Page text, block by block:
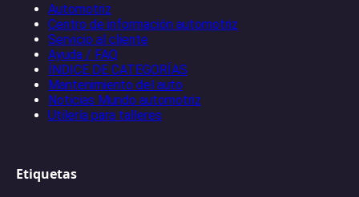
Automotriz
Centro de información automotriz
Servicio al cliente
Ayuda / FAQ
ÍNDICE DE CATEGORÍAS
Mantenimiento del auto
Noticias Mundo automotriz
Utilería para talleres
Etiquetas